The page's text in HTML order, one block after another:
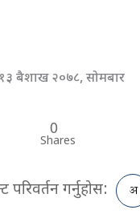
१३ बैशाख २०७८, सोमबार
0
Shares
परिवर्तन गर्नुहोस: